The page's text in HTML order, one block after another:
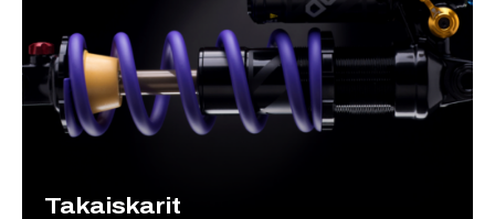
Takaiskarit